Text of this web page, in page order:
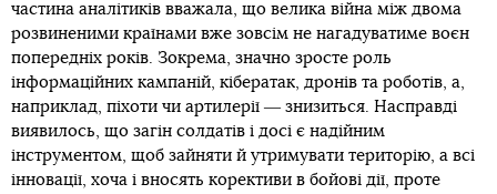
частина аналітиків вважала, що велика війна між двома
розвиненими країнами вже зовсім не нагадуватиме воєн
попередніх років. Зокрема, значно зросте роль
інформаційних кампаній, кібератак, дронів та роботів, а,
наприклад, піхоти чи артилерії ― знизиться. Насправді
виявилось, що загін солдатів і досі є надійним
інструментом, щоб зайняти й утримувати територію, а всі
інновації, хоча і вносять корективи в бойові дії, проте